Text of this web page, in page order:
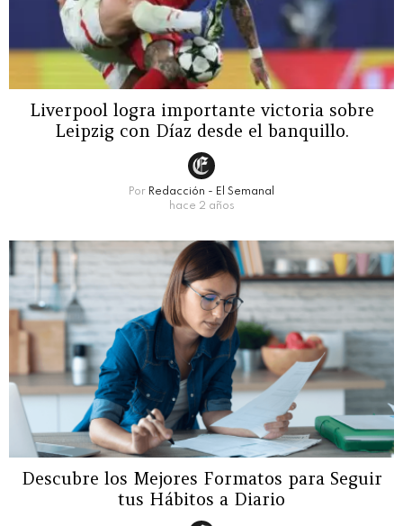
Liverpool logra importante victoria sobre
Leipzig con Díaz desde el banquillo.
Por Redacción - El Semanal
hace 2 años
Descubre los Mejores Formatos para Seguir
tus Hábitos a Diario